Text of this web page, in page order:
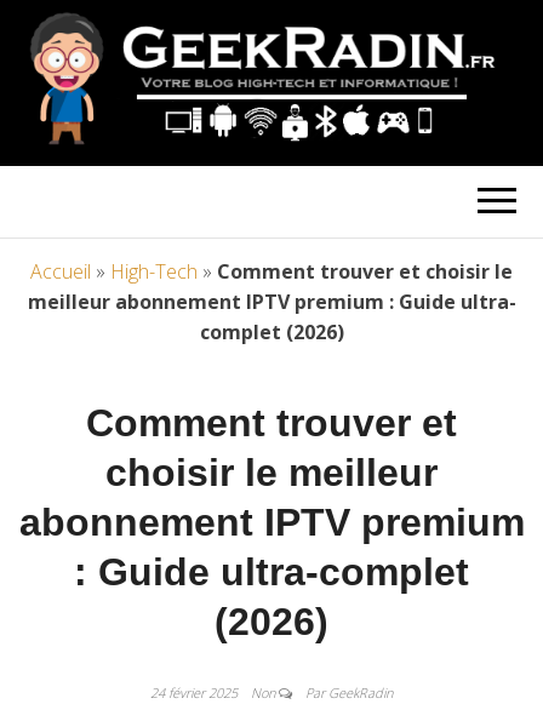
Accueil » High-Tech » Comment trouver et choisir le
meilleur abonnement IPTV premium : Guide ultra-
complet (2026)
Comment trouver et
choisir le meilleur
abonnement IPTV premium
: Guide ultra-complet
(2026)
24 février 2025 Non Par GeekRadin